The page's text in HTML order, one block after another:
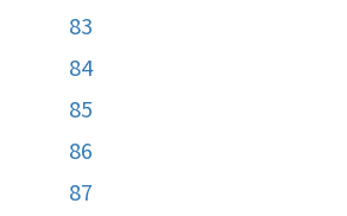
83
84
85
86
87